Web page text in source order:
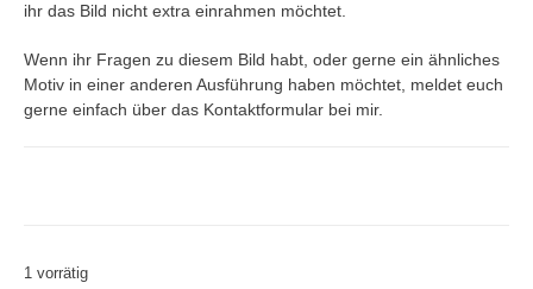
ihr das Bild nicht extra einrahmen möchtet.
Wenn ihr Fragen zu diesem Bild habt, oder gerne ein ähnliches
Motiv in einer anderen Ausführung haben möchtet, meldet euch
gerne einfach über das Kontaktformular bei mir.
1 vorrätig